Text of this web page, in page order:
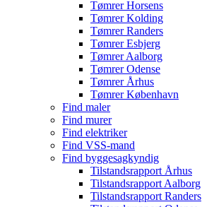
Tømrer Horsens
Tømrer Kolding
Tømrer Randers
Tømrer Esbjerg
Tømrer Aalborg
Tømrer Odense
Tømrer Århus
Tømrer København
Find maler
Find murer
Find elektriker
Find VSS-mand
Find byggesagkyndig
Tilstandsrapport Århus
Tilstandsrapport Aalborg
Tilstandsrapport Randers